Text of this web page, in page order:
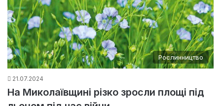
Рослинництво
21.07.2024
На Миколаївщині різко зросли площі під